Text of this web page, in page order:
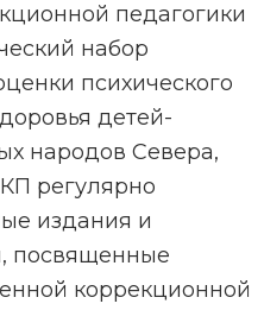
педагогики
набор
психического
детей-
народов Севера,
регулярно
издания и
посвященные
коррекционной